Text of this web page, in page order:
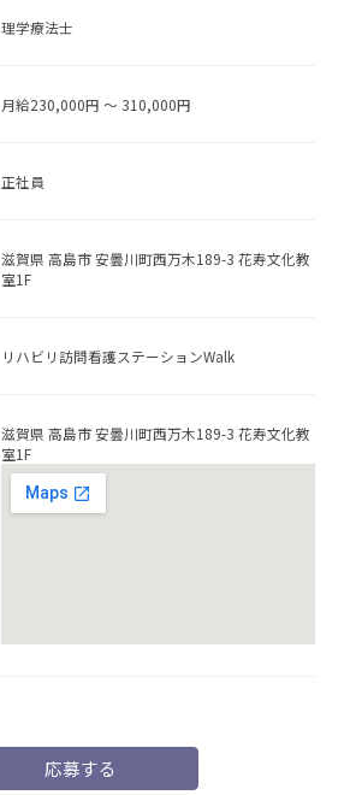
理学療法士
月給230,000円 ～ 310,000円
正社員
滋賀県 高島市 安曇川町西万木189-3 花寿文化教
室1F
リハビリ訪問看護ステーションWalk
滋賀県 高島市 安曇川町西万木189-3 花寿文化教
室1F
応募する